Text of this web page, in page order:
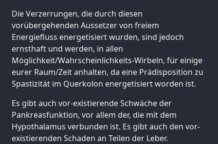
Die Verzerrungen, die durch diesen
vorübergehenden Aussetzer von freiem
Energiefluss energetisiert wurden, sind jedoch
ernsthaft und werden, in allen
Möglichkeit/Wahrscheinlichkeits-Wirbeln, für einige
eurer Raum/Zeit anhalten, da eine Prädisposition zu
Spastizität im Querkolon energetisiert worden ist.
Es gibt auch vor-existierende Schwäche der
Pankreasfunktion, vor allem der, die mit dem
Hypothalamus verbunden ist. Es gibt auch den vor-
existierenden Schaden an Teilen der Leber.